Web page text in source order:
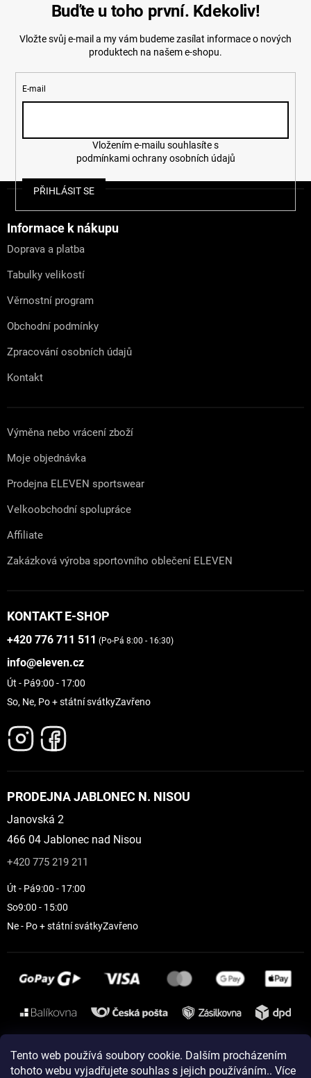
Tento web používá soubory cookie. Dalším procházením
tohoto webu vyjadřujete souhlas s jejich používáním.. Více
Buďte u toho první. Kdekoliv!
Vložte svůj e-mail a my vám budeme zasílat informace o nových
produktech na našem e-shopu.
E-mail
podmínkami ochrany osobních údajů
PŘIHLÁSIT SE
Informace k nákupu
Doprava a platba
Tabulky velikostí
Věrnostní program
Obchodní podmínky
Zpracování osobních údajů
Kontakt
Výměna nebo vrácení zboží
Moje objednávka
Prodejna ELEVEN sportswear
Velkoobchodní spolupráce
Affiliate
Zakázková výroba sportovního oblečení ELEVEN
KONTAKT E-SHOP
+420 776 711 511 (Po-Pá 8:00 - 16:30)
info@eleven.cz
Út - Pá9:00 - 17:00
So, Ne, Po + státní svátkyZavřeno
PRODEJNA JABLONEC N. NISOU
Janovská 2
466 04 Jablonec nad Nisou
+420 775 219 211
Út - Pá9:00 - 17:00
So9:00 - 15:00
Ne - Po + státní svátkyZavřeno
Instagram